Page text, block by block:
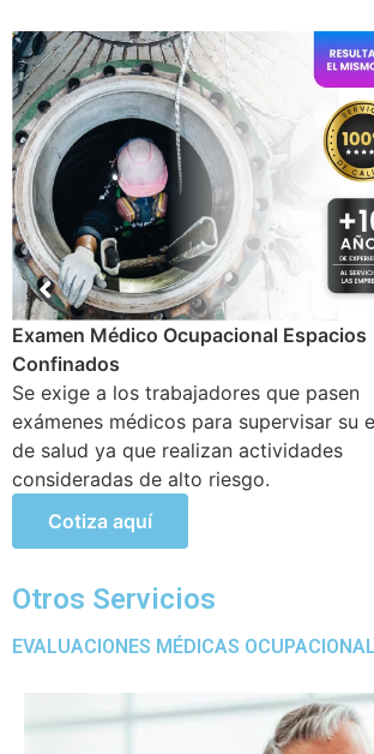
Evaluación para trabajos en caliente y/o
riesgo
Son exámenes realizados para
la empresa que están expuestos a
contacto a altos niveles de temperatura
riesgo en la empresa.
Cotiza aquí
Otros Servicios
EVALUACIONES MÉDICAS